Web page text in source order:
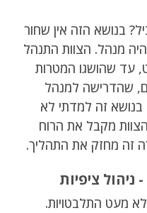
בנושא הזה אין שחור
היה מנהל. הצוות התנהל
עד שהושגו המטרות
שהדרישה למנהל
זה למדתי לא
מקבל את הרוח
זה מחזק את התהליך.
מעט התלבטויות.